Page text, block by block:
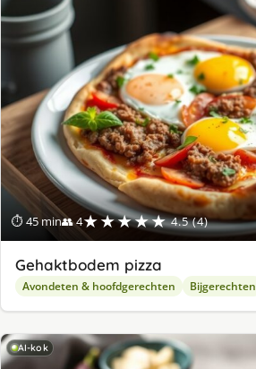
⏱ 45 min👥 4★★★★★ 4.5 (4)
Gehaktbodem pizza
Avondeten & hoofdgerechten Bijgerechten
AI-kok